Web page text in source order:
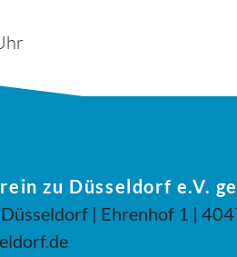
zu Düsseldorf e.V.
| Ehrenhof 1 |